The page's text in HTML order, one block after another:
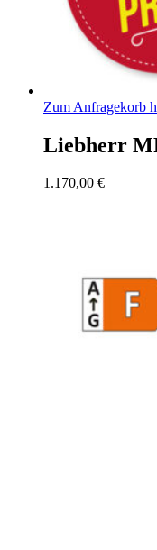
Zum Anfragekorb
Liebherr
1.170,00 €